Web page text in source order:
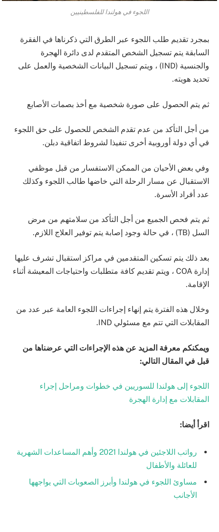
اللجوء في هولندا للفلسطينيين
بمجرد تقديم طلب اللجوء عبر الطرق التي ذكرناها في الفقرة
السابقة يتم تسجيل الشخص المتقدم لدى دائرة الهجرة
والجنسية (IND) ، ويتم تسجيل البيانات الشخصية والعمل على
تحديد هويته.
ثم يتم الحصول على صورة شخصية مع أخذ بصمات الأصابع
من أجل التأكد من عدم تقدم الشخص للحصول على حق اللجوء
في أي دولة أوروبية أخرى تنفيذا لشروط اتفاقية دبلن.
وفي بعض الأحيان من الممكن الاستفسار من قبل موظفي
الاستقبال عن مسار الرحلة التي خاضها طالب اللجوء وكذلك
عدد أفراد الأسرة.
ثم يتم فحص الجميع من أجل التأكد من سلامتهم من مرض
السل (TB) ، في حالة وجود إصابة يتم توفير العلاج اللازم.
بعد ذلك يتم تسكين المتقدمين في مراكز استقبال تشرف عليها
إدارة COA ، ويتم تقديم كافة متطلبات واحتياجات المعيشة أثناء
الإقامة.
وخلال هذه الفترة يتم إنهاء إجراءات اللجوء العامة عبر عدد من
المقابلات التي تتم مع مسئولي IND.
ويمكنكم معرفة المزيد عن هذه الإجراءات التي عرضناها من
قبل في المقال التالي:
اللجوء إلى هولندا للسوريين في خطوات ومراحل إجراء
المقابلات مع إدارة الهجرة
اقرأ أيضا:
رواتب اللاجئين في هولندا 2021 وأهم المساعدات الشهرية
للعائلة والأطفال
مساوئ اللجوء في هولندا وأبرز الصعوبات التي يواجهها
الأجانب